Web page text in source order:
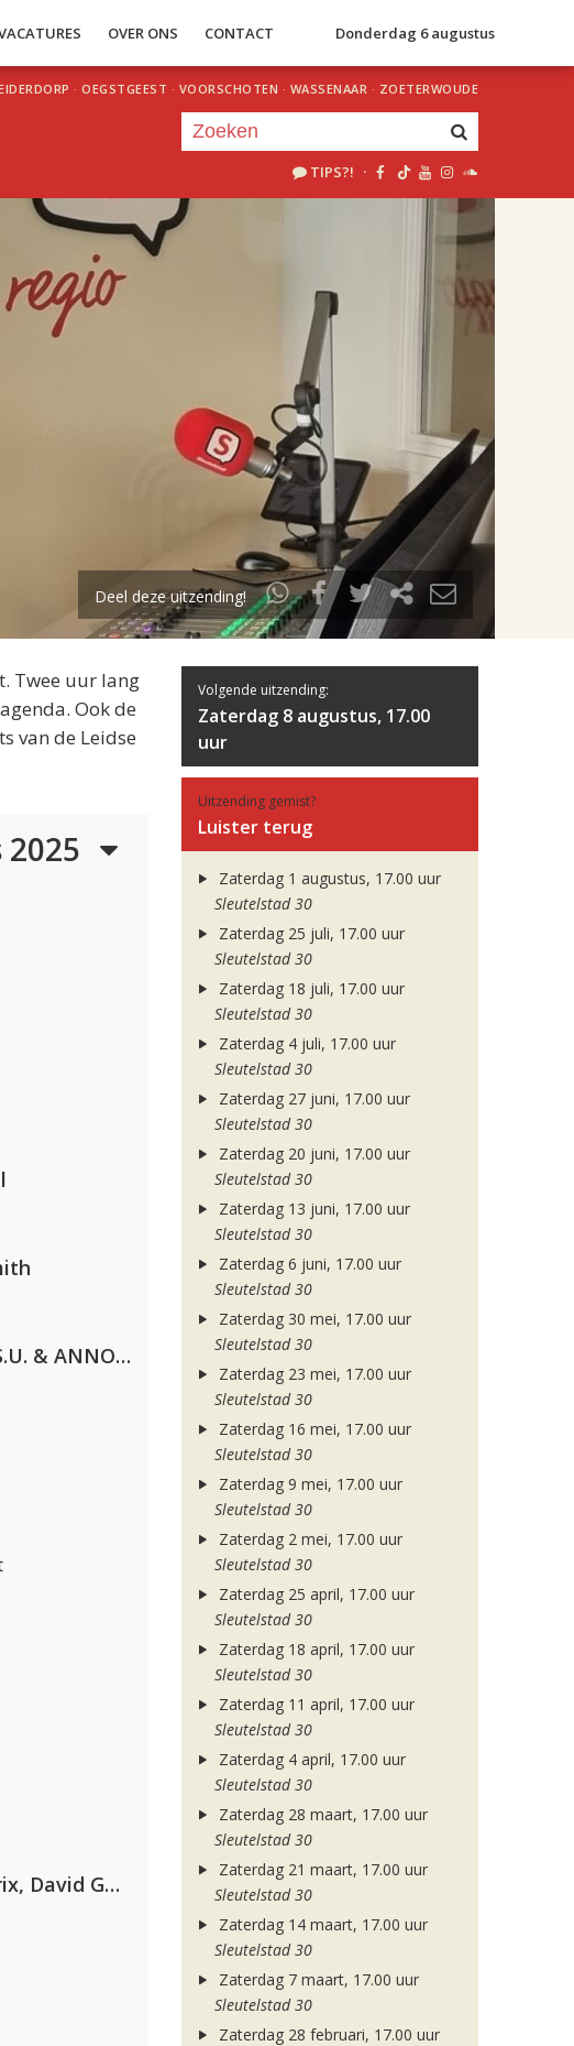
OVER ONS CONTACT Donderdag 6 augustus
· OEGSTGEEST · VOORSCHOTEN · WASSENAAR · ZOETERWOUDE
TIPS?! ·
uur 1 van 2
Volgend uur
Deel deze uitzending!
Twee uur lang
Ook de
van de Leidse
Lustrum U.V.S.V/N.V.V.S.U. & ANNO ONS & Jopke van Dobbenburgh & Roeland Beelen
AFROJACK, Martin Garrix, David Guetta & Amél
Volgende uitzending:
Zaterdag 8 augustus, 17.00
uur
Uitzending gemist?
Luister terug
Zaterdag 1 augustus, 17.00 uur
Sleutelstad 30
Zaterdag 25 juli, 17.00 uur
Sleutelstad 30
Zaterdag 18 juli, 17.00 uur
Sleutelstad 30
Zaterdag 4 juli, 17.00 uur
Sleutelstad 30
Zaterdag 27 juni, 17.00 uur
Sleutelstad 30
Zaterdag 20 juni, 17.00 uur
Sleutelstad 30
Zaterdag 13 juni, 17.00 uur
Sleutelstad 30
Zaterdag 6 juni, 17.00 uur
Sleutelstad 30
Zaterdag 30 mei, 17.00 uur
Sleutelstad 30
Zaterdag 23 mei, 17.00 uur
Sleutelstad 30
Zaterdag 16 mei, 17.00 uur
Sleutelstad 30
Zaterdag 9 mei, 17.00 uur
Sleutelstad 30
Zaterdag 2 mei, 17.00 uur
Sleutelstad 30
Zaterdag 25 april, 17.00 uur
Sleutelstad 30
Zaterdag 18 april, 17.00 uur
Sleutelstad 30
Zaterdag 11 april, 17.00 uur
Sleutelstad 30
Zaterdag 4 april, 17.00 uur
Sleutelstad 30
Zaterdag 28 maart, 17.00 uur
Sleutelstad 30
Zaterdag 21 maart, 17.00 uur
Sleutelstad 30
Zaterdag 14 maart, 17.00 uur
Sleutelstad 30
Zaterdag 7 maart, 17.00 uur
Sleutelstad 30
Zaterdag 28 februari, 17.00 uur